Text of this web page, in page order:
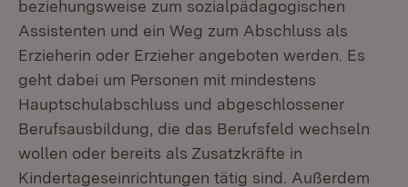
beziehungsweise zum sozialpädagogischen
Assistenten und ein Weg zum Abschluss als
Erzieherin oder Erzieher angeboten werden. Es
geht dabei um Personen mit mindestens
Hauptschulabschluss und abgeschlossener
Berufsausbildung, die das Berufsfeld wechseln
wollen oder bereits als Zusatzkräfte in
Kindertageseinrichtungen tätig sind. Außerdem